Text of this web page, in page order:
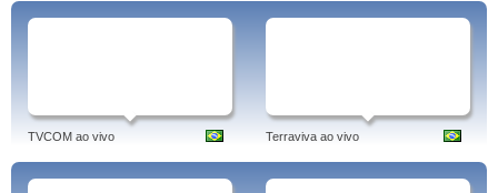
TVCOM ao vivo Terraviva ao vivo